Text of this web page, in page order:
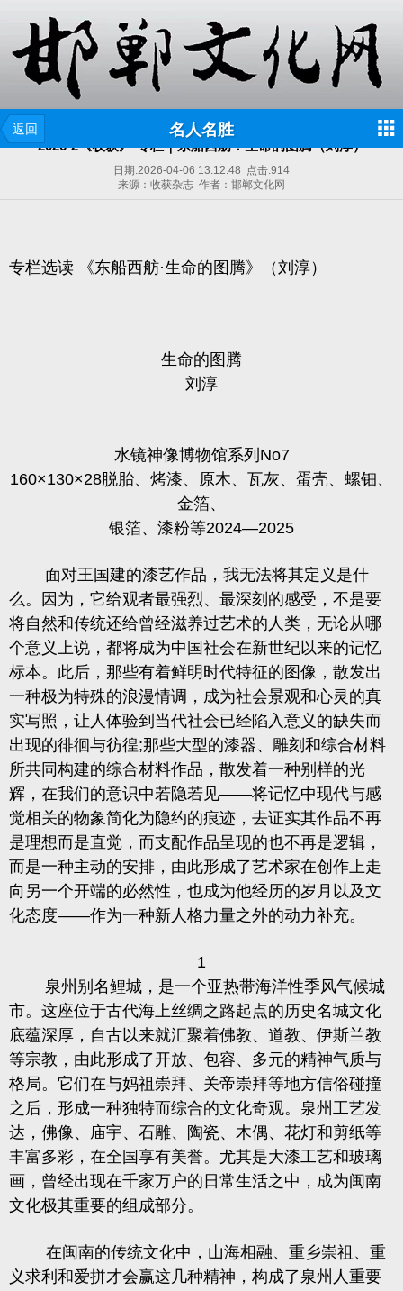
返回 名人名胜
2026-2《收获》·专栏｜东船西舫：生命的图腾（刘淳）
日期:2026-04-06 13:12:48 点击:914
来源：收获杂志 作者：邯郸文化网
专栏选读 《东船西舫·生命的图腾》（刘淳）
生命的图腾
刘淳
水镜神像博物馆系列 No7
160×130×28脱胎、烤漆、原木、瓦灰、蛋壳、螺钿、
金箔、
银箔、漆粉等2024—2025
面对王国建的漆艺作品，我无法将其定义是什
么。因为，它给观者最强烈、最深刻的感受，不是要
将自然和传统还给曾经滋养过艺术的人类，无论从哪
个意义上说，都将成为中国社会在新世纪以来的记忆
标本。此后，那些有着鲜明时代特征的图像，散发出
一种极为特殊的浪漫情调，成为社会景观和心灵的真
实写照，让人体验到当代社会已经陷入意义的缺失而
出现的徘徊与彷徨;那些大型的漆器、雕刻和综合材料
所共同构建的综合材料作品，散发着一种别样的光
辉，在我们的意识中若隐若见——将记忆中现代与感
觉相关的物象简化为隐约的痕迹，去证实其作品不再
是理想而是直觉，而支配作品呈现的也不再是逻辑，
而是一种主动的安排，由此形成了艺术家在创作上走
向另一个开端的必然性，也成为他经历的岁月以及文
化态度——作为一种新人格力量之外的动力补充。
1
泉州别名鲤城，是一个亚热带海洋性季风气候城
市。这座位于古代海上丝绸之路起点的历史名城文化
底蕴深厚，自古以来就汇聚着佛教、道教、伊斯兰教
等宗教，由此形成了开放、包容、多元的精神气质与
格局。它们在与妈祖崇拜、关帝崇拜等地方信俗碰撞
之后，形成一种独特而综合的文化奇观。泉州工艺发
达，佛像、庙宇、石雕、陶瓷、木偶、花灯和剪纸等
丰富多彩，在全国享有美誉。尤其是大漆工艺和玻璃
画，曾经出现在千家万户的日常生活之中，成为闽南
文化极其重要的组成部分。
在闽南的传统文化中，山海相融、重乡崇祖、重
义求利和爱拼才会赢这几种精神，构成了泉州人重要